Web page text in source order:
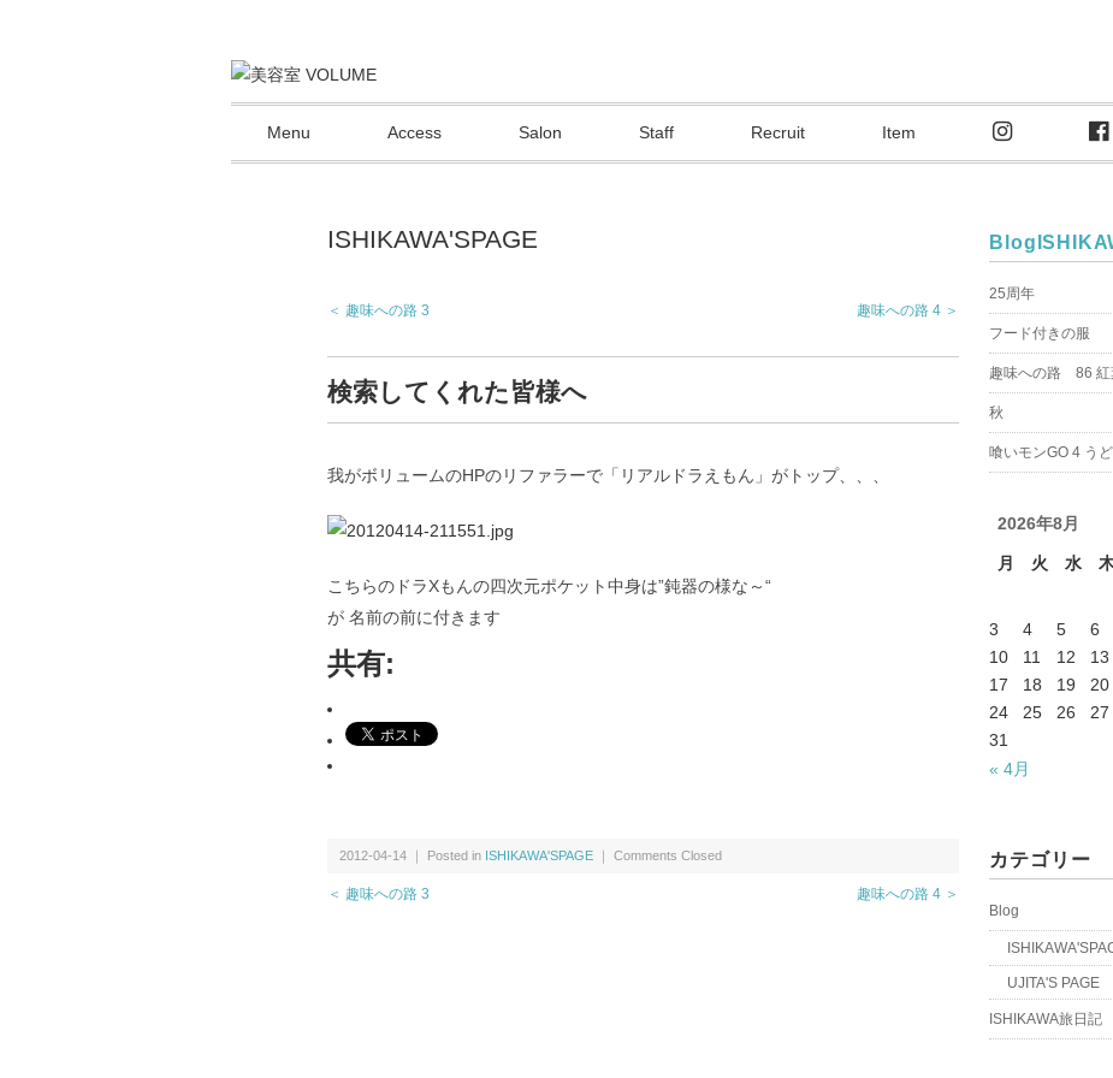
Menu Access Salon Staff Recruit Item
ISHIKAWA'SPAGE
＜ 趣味への路 3 趣味への路 4 ＞
検索してくれた皆様へ
我がボリュームのHPのリファラーで「リアルドラえもん」がトップ、、、
こちらのドラXもんの四次元ポケット中身は”鈍器の様な～“
が 名前の前に付きます
共有:
2012-04-14 ｜ Posted in ISHIKAWA'SPAGE ｜ Comments Closed
＜ 趣味への路 3 趣味への路 4 ＞
Blog
25周年
フード付きの服
趣味への路 86 紅
秋
喰いモンGO 4 う
2026年8月
月 火 水
3
4 5 6
10
11 12 13
17
18 19 20
24
25 26 27
31
« 4月
カテゴリー
Blog
UJITA'S PAGE
ISHIKAWA旅日記